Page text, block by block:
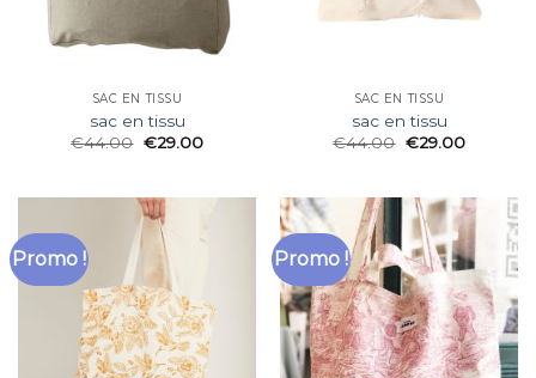
SAC EN TISSU
sac en tissu
€44.00 €29.00
SAC EN TISSU
sac en tissu
€44.00 €29.00
Promo ! Promo !